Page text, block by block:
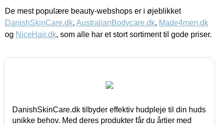
De mest populære beauty-webshops er i øjeblikket
DanishSkinCare.dk, AustralianBodycare.dk, Made4men.dk
og NiceHair.dk, som alle har et stort sortiment til gode priser.
DanishSkinCare.dk tilbyder effektiv hudpleje til din huds
unikke behov. Med deres produkter får du årtier med